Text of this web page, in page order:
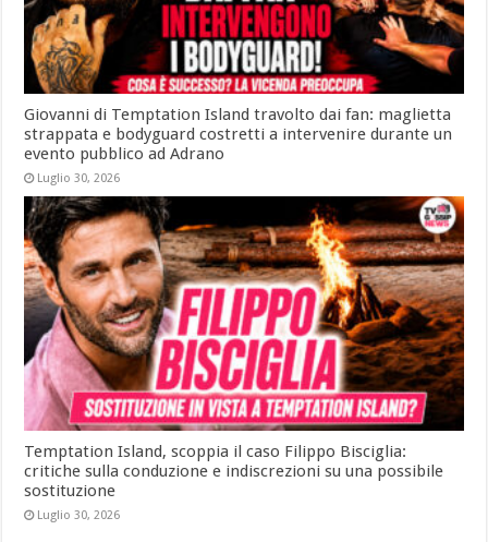
Giovanni di Temptation Island travolto dai fan: maglietta
strappata e bodyguard costretti a intervenire durante un
evento pubblico ad Adrano
Luglio 30, 2026
Temptation Island, scoppia il caso Filippo Bisciglia:
critiche sulla conduzione e indiscrezioni su una possibile
sostituzione
Luglio 30, 2026